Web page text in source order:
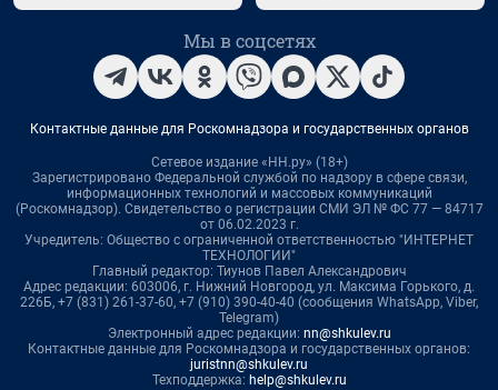
Мы в соцсетях
Контактные данные для Роскомнадзора и государственных органов
Сетевое издание «НН.ру» (18+)
Зарегистрировано Федеральной службой по надзору в сфере связи,
информационных технологий и массовых коммуникаций
(Роскомнадзор). Свидетельство о регистрации СМИ ЭЛ № ФС 77 — 84717
от 06.02.2023 г.
Учредитель: Общество с ограниченной ответственностью "ИНТЕРНЕТ
ТЕХНОЛОГИИ"
Главный редактор: Тиунов Павел Александрович
Адрес редакции: 603006, г. Нижний Новгород, ул. Максима Горького, д.
226Б, +7 (831) 261-37-60, +7 (910) 390-40-40 (сообщения WhatsApp, Viber,
Telegram)
Электронный адрес редакции: nn@shkulev.ru
Контактные данные для Роскомнадзора и государственных органов:
juristnn@shkulev.ru
Техподдержка: help@shkulev.ru